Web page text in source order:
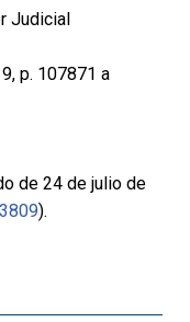
Judicial
p. 107871 a
de 24 de julio de
).